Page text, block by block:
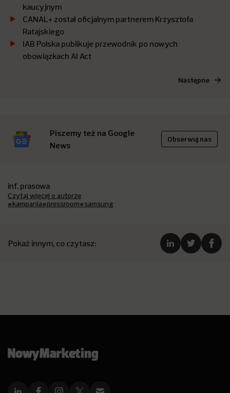
kaucyjnym
CANAL+ został oficjalnym partnerem Krzysztofa
Ratajskiego
IAB Polska publikuje przewodnik po nowych
obowiązkach AI Act
Następne
Piszemy też na Google
News
Obserwuj nas
inf. prasowa
Czytaj więcej o autorze
#kampania#pressroom#samsung
Pokaż innym, co czytasz: